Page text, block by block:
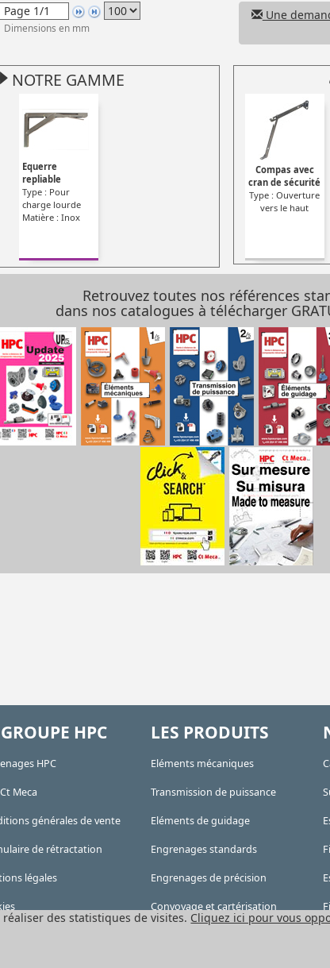
Dimensions en mm
Une
NOTRE GAMME
Equerre
repliable
Type : Pour
charge lourde
Matière : Inox
Compas avec
cran de sécurité
Type : Ouverture
vers le haut
Retrouvez toutes nos références
dans nos catalogues à télécharger
HPC
HPC
Meca
générales de vente
de rétractation
légales
LES PRODUITS
Eléments mécaniques
Transmission de puissance
Eléments de guidage
Engrenages standards
Engrenages de précision
Convoyage et cartérisation
des statistiques de visites. Cliquez ici pour vous